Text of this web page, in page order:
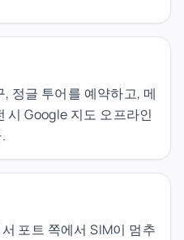
정글 투어를 예약하고, 메
시 Google 지도 오프라인
포트 쪽에서 SIM이 멈추